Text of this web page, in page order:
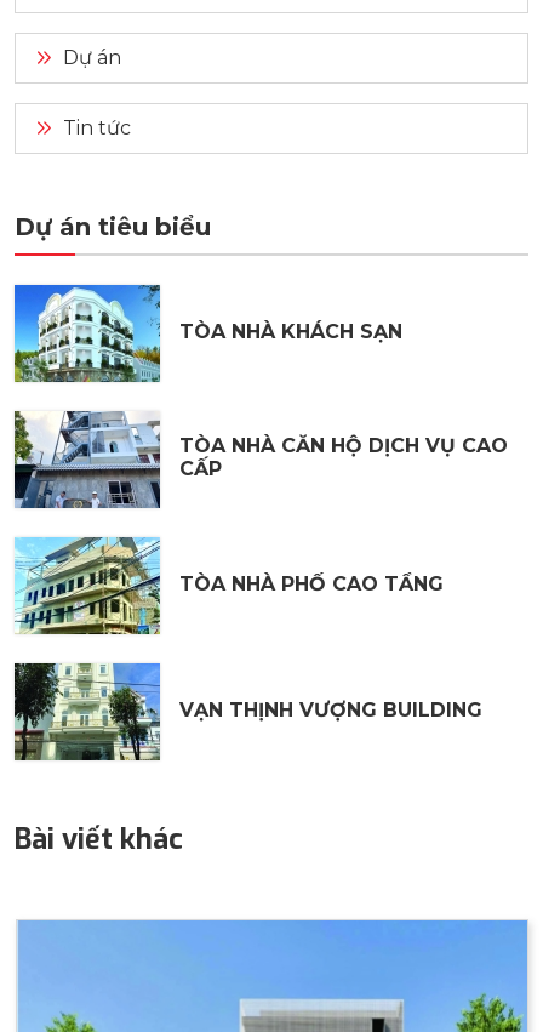
Dự án
Tin tức
Dự án tiêu biểu
TÒA NHÀ KHÁCH SẠN
TÒA NHÀ CĂN HỘ DỊCH VỤ CAO
CẤP
TÒA NHÀ PHỐ CAO TẦNG
VẠN THỊNH VƯỢNG BUILDING
Bài viết khác